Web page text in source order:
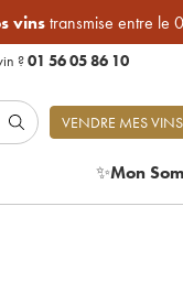
vinstransmise entre le
?01 56 05 86 10
VENDRE MES VINS
✨Mon